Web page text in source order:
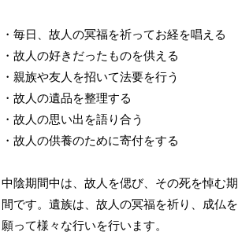
・毎日、故人の冥福を祈ってお経を唱える
・故人の好きだったものを供える
・親族や友人を招いて法要を行う
・故人の遺品を整理する
・故人の思い出を語り合う
・故人の供養のために寄付をする
中陰期間中は、故人を偲び、その死を悼む期
間です。遺族は、故人の冥福を祈り、成仏を
願って様々な行いを行います。